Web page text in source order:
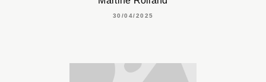
30/04/2025